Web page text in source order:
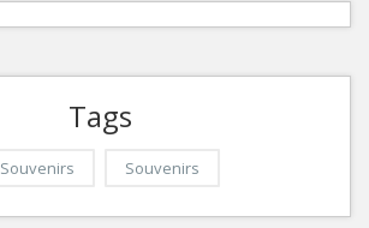
Tags
Souvenirs Souvenirs